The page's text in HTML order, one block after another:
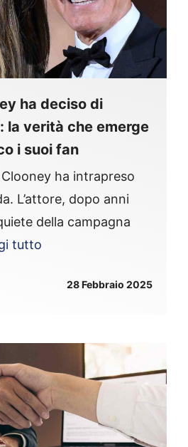
ha deciso di
la verità che emerge
i suoi fan
Clooney ha intrapreso
L’attore, dopo anni
della campagna
tutto
28 Febbraio 2025